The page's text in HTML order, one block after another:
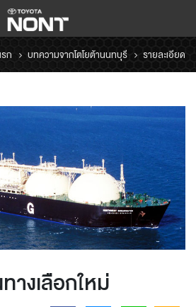
ก บทความจากโตโยต้านนทบุรี รายละเอียด
างเลือกใหม่